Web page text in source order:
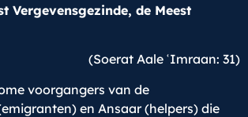
Vergevensgezinde, de Meest
(Soerat Aale ʿImraan: 31)
voorgangers van de
en Ansaar (helpers) die